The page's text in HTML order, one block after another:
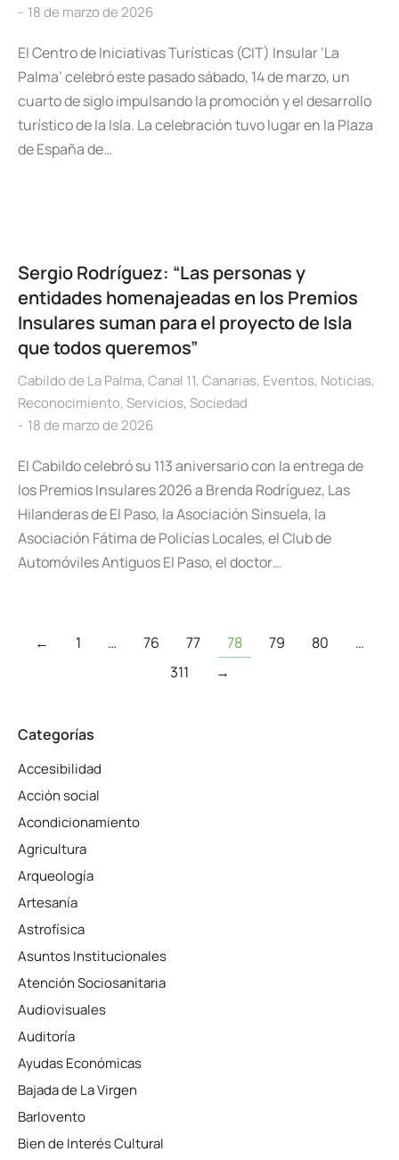
18 de marzo de 2026
El Centro de Iniciativas Turísticas (CIT) Insular ‘La
Palma’ celebró este pasado sábado, 14 de marzo, un
cuarto de siglo impulsando la promoción y el desarrollo
turístico de la Isla. La celebración tuvo lugar en la Plaza
de España de…
Sergio Rodríguez: “Las personas y
entidades homenajeadas en los Premios
Insulares suman para el proyecto de Isla
que todos queremos”
Cabildo de La Palma, Canal 11, Canarias, Eventos, Noticias,
Reconocimiento, Servicios, Sociedad
18 de marzo de 2026
El Cabildo celebró su 113 aniversario con la entrega de
los Premios Insulares 2026 a Brenda Rodríguez, Las
Hilanderas de El Paso, la Asociación Sinsuela, la
Asociación Fátima de Policías Locales, el Club de
Automóviles Antiguos El Paso, el doctor…
← 1 … 76 77 78 79 80
…
311
→
Categorías
Accesibilidad
Acción social
Acondicionamiento
Agricultura
Arqueología
Artesanía
Astrofísica
Asuntos Institucionales
Atención Sociosanitaria
Audiovisuales
Auditoría
Ayudas Económicas
Bajada de La Virgen
Barlovento
Bien de Interés Cultural